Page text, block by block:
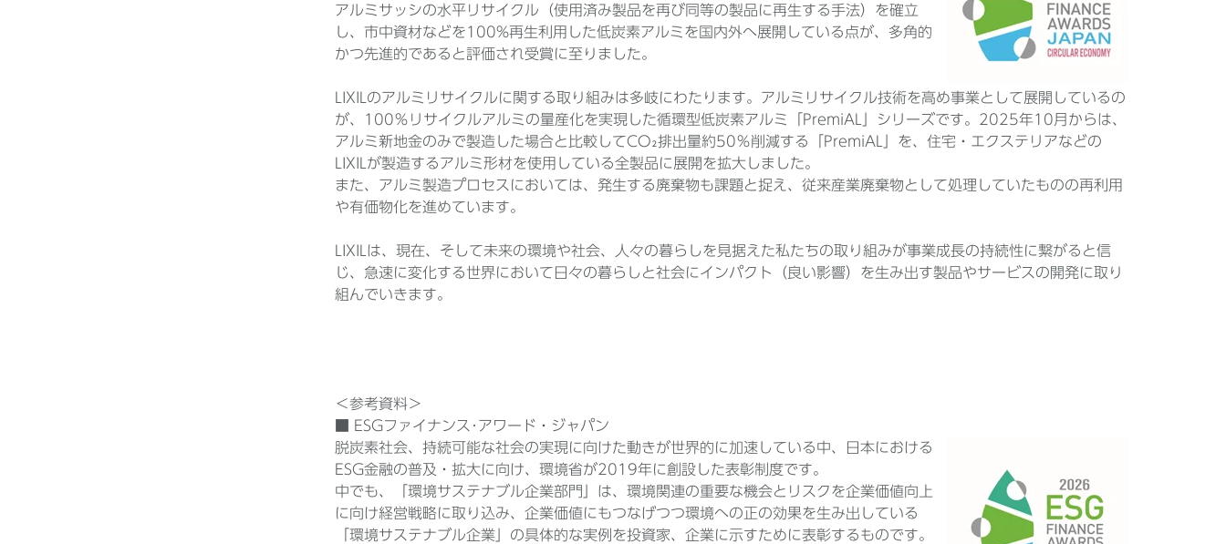
アルミサッシの水平リサイクル（使用済み製品を再び同等の製品に再生する手法）を確立
し、市中資材などを100%再生利用した低炭素アルミを国内外へ展開している点が、多角的
かつ先進的であると評価され受賞に至りました。
LIXILのアルミリサイクルに関する取り組みは多岐にわたります。アルミリサイクル技術を高め事業として展開しているの
が、100％リサイクルアルミの量産化を実現した循環型低炭素アルミ「PremiAL」シリーズです。2025年10月からは、
アルミ新地金のみで製造した場合と比較してCO₂排出量約50％削減する「PremiAL」を、住宅・エクステリアなどの
LIXILが製造するアルミ形材を使用している全製品に展開を拡大しました。
また、アルミ製造プロセスにおいては、発生する廃棄物も課題と捉え、従来産業廃棄物として処理していたものの再利用
や有価物化を進めています。
LIXILは、現在、そして未来の環境や社会、人々の暮らしを見据えた私たちの取り組みが事業成長の持続性に繋がると信
じ、急速に変化する世界において日々の暮らしと社会にインパクト（良い影響）を生み出す製品やサービスの開発に取り
組んでいきます。
＜参考資料＞
■ ESGファイナンス･アワード・ジャパン
脱炭素社会、持続可能な社会の実現に向けた動きが世界的に加速している中、日本における
ESG金融の普及・拡大に向け、環境省が2019年に創設した表彰制度です。
中でも、「環境サステナブル企業部門」は、環境関連の重要な機会とリスクを企業価値向上
に向け経営戦略に取り込み、企業価値にもつなげつつ環境への正の効果を生み出している
「環境サステナブル企業」の具体的な実例を投資家、企業に示すために表彰するものです。